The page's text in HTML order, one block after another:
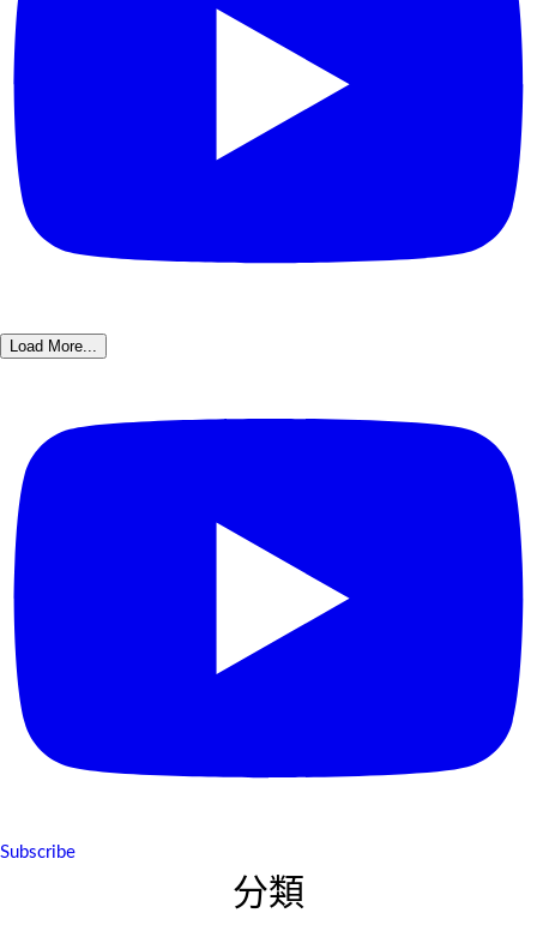
Load More...
Subscribe
分類